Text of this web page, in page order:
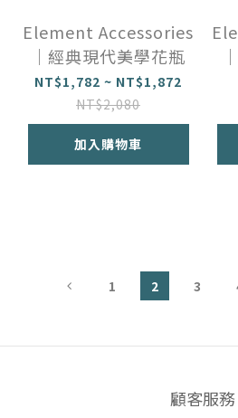
Element Accessories
｜經典現代美學花瓶
NT$1,782 ~ NT$1,872
NT$2,080
加入購物車
1 2 3
顧客服務